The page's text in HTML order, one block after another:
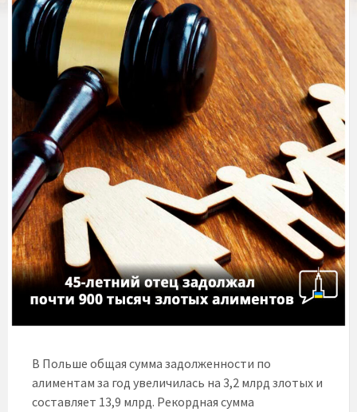
В Польше общая сумма задолженности по
алиментам за год увеличилась на 3,2 млрд злотых и
составляет 13,9 млрд. Рекордная сумма